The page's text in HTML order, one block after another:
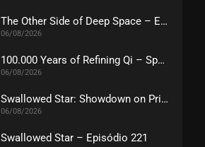
ASSISTIDO
EPISÓDIO 112 A 114
EPISÓDIO 109 A 111
dezembro 29, 2025
The Other Side of Deep Space – Episódio 14
06/08/2026
100.000 Years of Refining Qi – Special
06/08/2026
Swallowed Star: Showdown on Primeval Star – O Filme
06/08/2026
Swallowed Star – Episódio 221